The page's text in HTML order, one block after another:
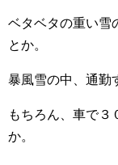
ベタベタの重い雪
とか。
暴風雪の中、通勤
もちろん、車で３
か。